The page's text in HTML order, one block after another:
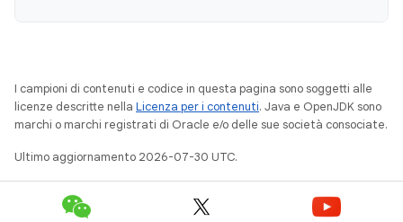
I campioni di contenuti e codice in questa pagina sono soggetti alle
licenze descritte nella Licenza per i contenuti. Java e OpenJDK sono
marchi o marchi registrati di Oracle e/o delle sue società consociate.
Ultimo aggiornamento 2026-07-30 UTC.